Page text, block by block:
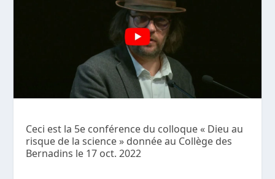
Ceci est la 5e conférence du colloque « Dieu au
risque de la science » donnée au Collège des
Bernadins le 17 oct. 2022